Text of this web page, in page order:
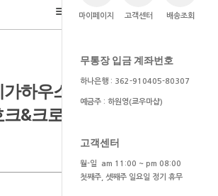
브랜드
마이페이지 고객센터 배송조회
무통장 입금 계좌번호
하나은행 : 362-910405-80307
예금주 : 하원영(쿄우마샵)
고객센터
월-일 am 11:00 ~ pm 08:00
첫째주, 셋째주 일요일 정기 휴무
> 쿄우마 > 예약상품
하우스 메가토레샵
&크로커다일 세트